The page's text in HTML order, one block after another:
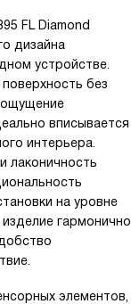
FL Diamond
дизайна
устройстве.
без
ощущение
вписывается
интерьера.
лаконичность
на уровне
гармонично
элементов,